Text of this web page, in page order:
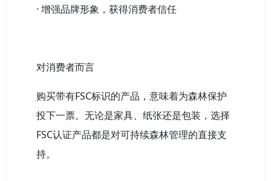
· 增强品牌形象，获得消费者信任
对消费者而言
购买带有FSC标识的产品，意味着为森林保护
投下一票。无论是家具、纸张还是包装，选择
FSC认证产品都是对可持续森林管理的直接支
持。